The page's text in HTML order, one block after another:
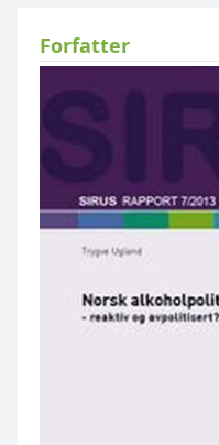
Forfatter